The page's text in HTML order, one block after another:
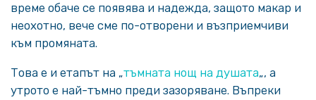
време обаче се появява и надежда, защото макар и
неохотно, вече сме по-отворени и възприемчиви
към промяната.
Това е и етапът на „тъмната нощ на душата„, а
утрото е най-тъмно преди зазоряване. Въпреки